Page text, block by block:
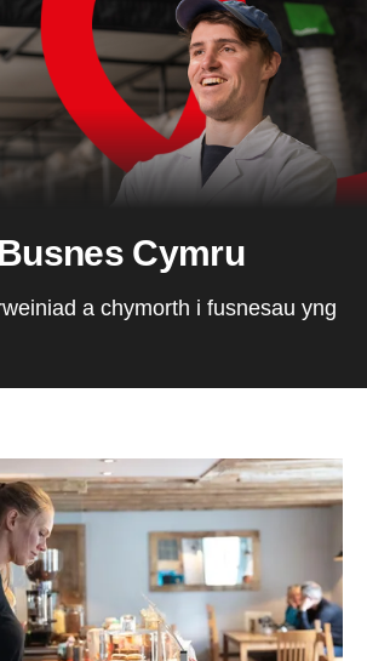
Cymru
a chymorth i fusnesau yng